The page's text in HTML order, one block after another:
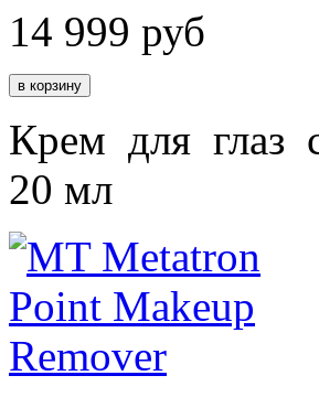
14 999 руб
Крем для глаз
20 мл